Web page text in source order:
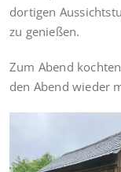
dortigen
zu genießen.
Zum Abend
den Abend wieder